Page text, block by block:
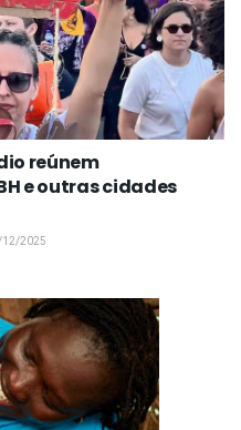
reúnem
e outras cidades
2025